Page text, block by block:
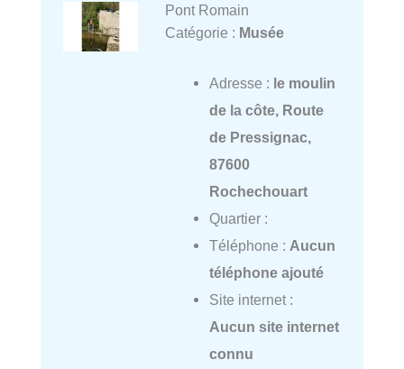
Pont Romain
Catégorie : Musée
Adresse : le moulin
de la côte, Route
de Pressignac,
87600
Rochechouart
Quartier :
Téléphone : Aucun
téléphone ajouté
Site internet :
Aucun site internet
connu